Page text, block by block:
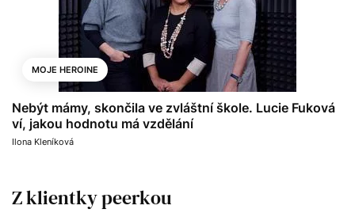
MOJE HEROINE
Nebýt mámy, skončila ve zvláštní škole. Lucie Fuková
ví, jakou hodnotu má vzdělání
Ilona Kleníková
Z klientky peerkou